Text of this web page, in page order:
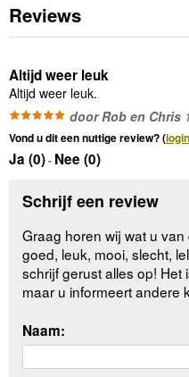
Reviews
Altijd weer leuk
Altijd weer leuk.
door Rob en Chris
Vond u dit een nuttige review? (
Ja (0)- Nee (0)
Schrijf een review
Graag horen wij wat u
goed, leuk, mooi, slecht,
schrijf gerust alles op! Het
maar u informeert andere
Naam: